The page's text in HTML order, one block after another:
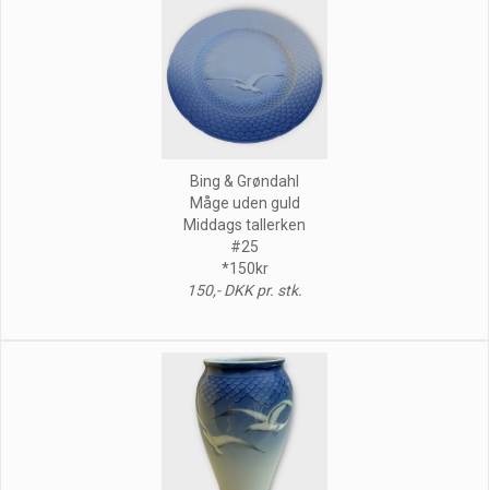
Bing & Grøndahl
Måge uden guld
Middags tallerken
#25
*150kr
150,- DKK pr. stk.